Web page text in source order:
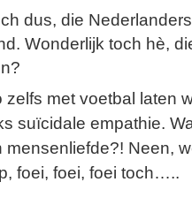
dus, die
Wonderlijk toch hè,
met voetbal laten
suïcidale empathie.
Neen,
foei, foei, foei toch…..